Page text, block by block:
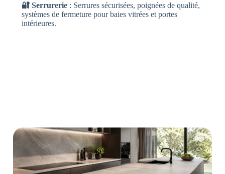
🔐 Serrurerie: Serrures sécurisées, poignées de qualité,
systèmes de fermeture pour baies vitrées et portes
intérieures.